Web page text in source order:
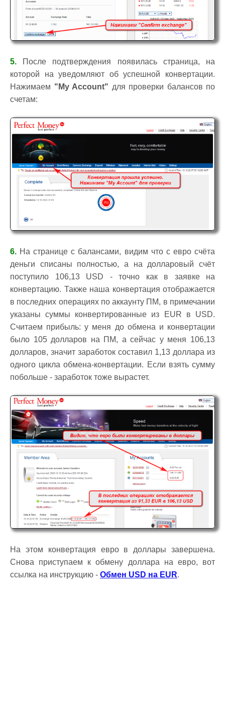
5. После подтверждения появилась страница, на
которой на уведомляют об успешной конвертации.
Нажимаем "My Account" для проверки балансов по
счетам:
6. На странице с балансами, видим что с евро счёта
деньги списаны полностью, а на долларовый счёт
поступило 106,13 USD - точно как в заявке на
конвертацию. Также наша конвертация отображается
в последних операциях по аккаунту ПМ, в примечании
указаны суммы конвертированные из EUR в USD.
Считаем прибыль: у меня до обмена и конвертации
было 105 долларов на ПМ, а сейчас у меня 106,13
долларов, значит заработок составил 1,13 доллара из
одного цикла обмена-конвертации. Если взять сумму
побольше - заработок тоже вырастет.
На этом конвертация евро в доллары завершена.
Снова приступаем к обмену доллара на евро, вот
ссылка на инструкцию - Обмен USD на EUR.